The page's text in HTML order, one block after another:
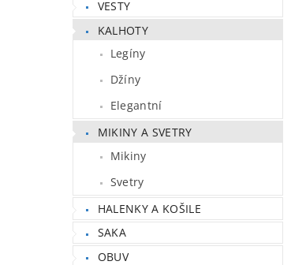
VESTY
KALHOTY
Legíny
Džíny
Elegantní
MIKINY A SVETRY
Mikiny
Svetry
HALENKY A KOŠILE
SAKA
OBUV